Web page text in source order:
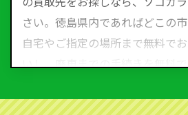
さい。徳島県内であればどこの
自宅やご指定の場所まで無料で
いし、廃車までの手続きを無料
など動かない車、水害車、不動